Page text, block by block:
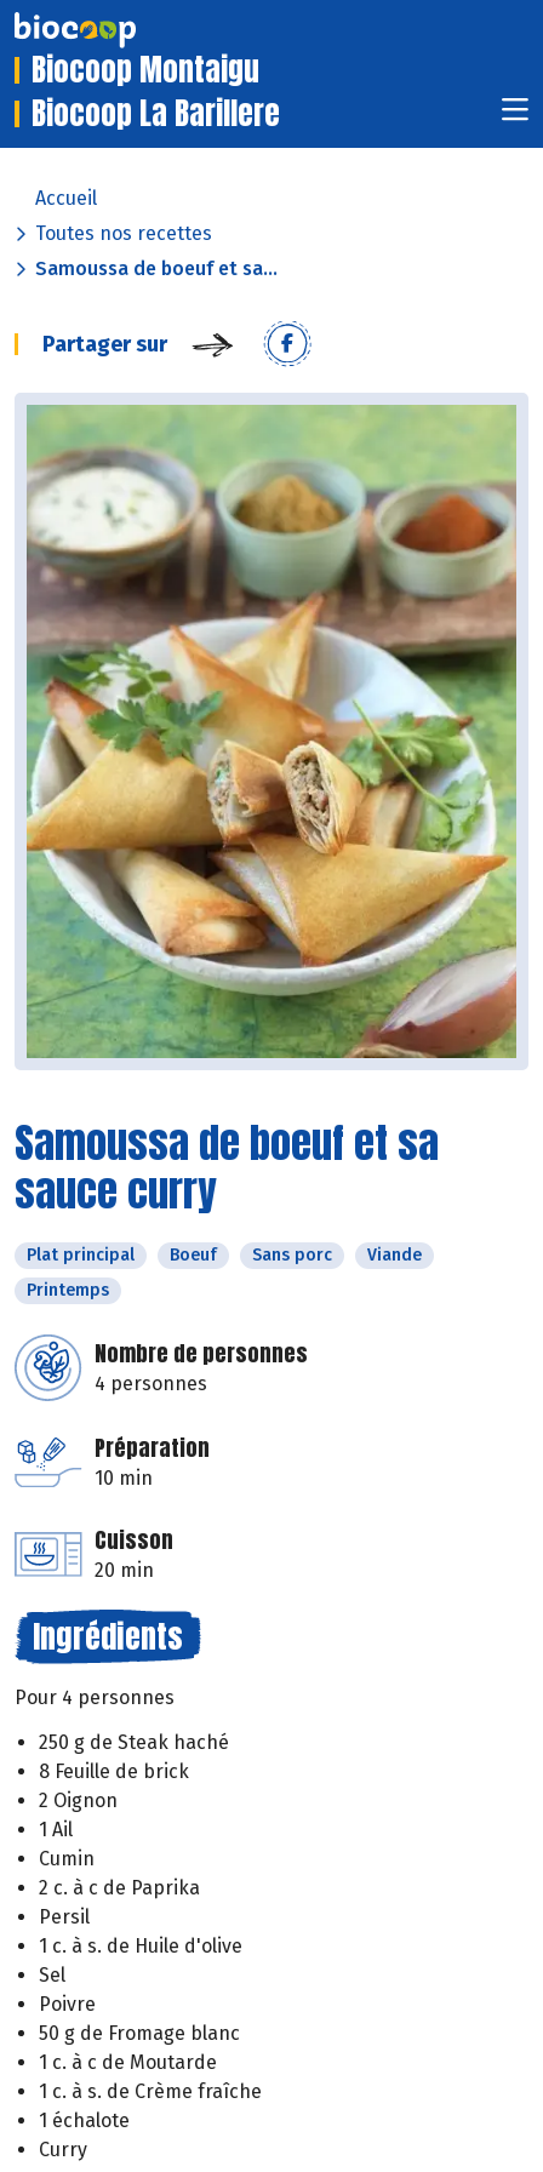
Biocoop Montaigu
Biocoop La Barillere
Accueil
Toutes nos recettes
Samoussa de boeuf et sa...
Partager sur
Samoussa de boeuf et sa
sauce curry
Plat principal Boeuf Sans porc
Viande
Printemps
Nombre de personnes
4 personnes
Préparation
10 min
Cuisson
20 min
Ingrédients
Pour 4 personnes
250 g de Steak haché
8 Feuille de brick
2 Oignon
1 Ail
Cumin
2 c. à c de Paprika
Persil
1 c. à s. de Huile d'olive
Sel
Poivre
50 g de Fromage blanc
1 c. à c de Moutarde
1 c. à s. de Crème fraîche
1 échalote
Curry